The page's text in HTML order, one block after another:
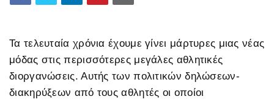
Τα τελευταία χρόνια έχουμε γίνει μάρτυρες μιας νέας
μόδας στις περισσότερες μεγάλες αθλητικές
διοργανώσεις. Αυτής των πολιτικών δηλώσεων-
διακηρύξεων από τους αθλητές οι οποίοι